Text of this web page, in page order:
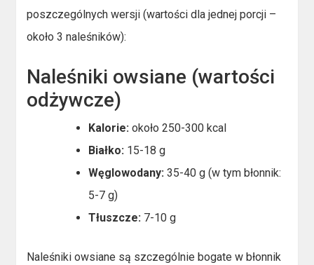
poszczególnych wersji (wartości dla jednej porcji –
około 3 naleśników):
Naleśniki owsiane (wartości
odżywcze)
Kalorie: około 250-300 kcal
Białko: 15-18 g
Węglowodany: 35-40 g (w tym błonnik:
5-7 g)
Tłuszcze: 7-10 g
Naleśniki owsiane są szczególnie bogate w błonnik